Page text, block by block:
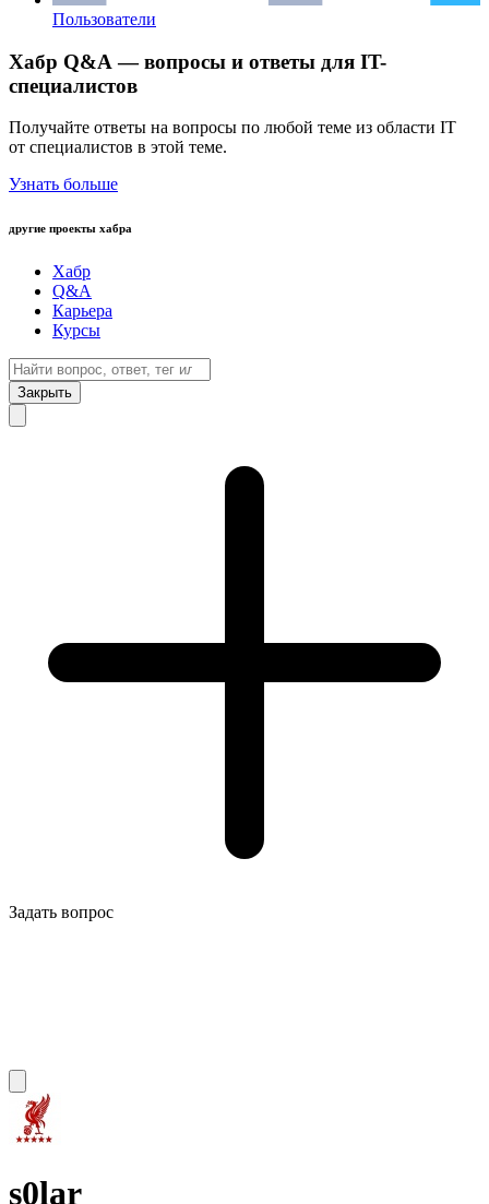
Пользователи
Хабр Q&A — вопросы и ответы для IT-
специалистов
Получайте ответы на вопросы по любой теме из области IT
от специалистов в этой теме.
Узнать больше
другие проекты хабра
Хабр
Q&A
Карьера
Курсы
Закрыть
Задать вопрос
s0lar